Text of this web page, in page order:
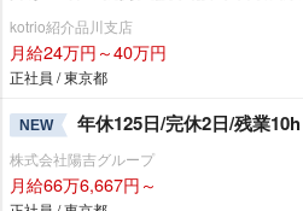
kotrio紹介品川支店
月給24万円～40万円
正社員 / 東京都
NEW 年休125日/完休2日/残業10h
株式会社陽吉グループ
月給66万6,667円～